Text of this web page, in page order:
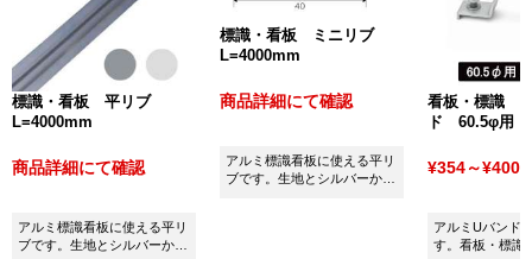
標識・看板 平リブ
L=4000mm
商品詳細にて確認
アルミ標識看板に使える平リ
ブです。生地とシルバーから
標識・看板 ミニリブ
L=4000mm
商品詳細にて確認
アルミ標識看板に使える平リ
ブです。生地とシルバーから
看板・標識
ド 60.5φ用
¥354～¥400
アルミUバンド
す。看板・標識